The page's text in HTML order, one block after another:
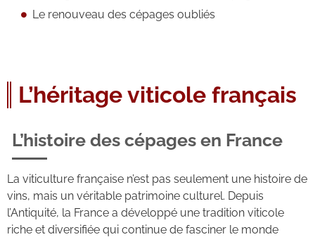
Le renouveau des cépages oubliés
L’héritage viticole français
L’histoire des cépages en France
La viticulture française n’est pas seulement une histoire de
vins, mais un véritable patrimoine culturel. Depuis
l’Antiquité, la France a développé une tradition viticole
riche et diversifiée qui continue de fasciner le monde